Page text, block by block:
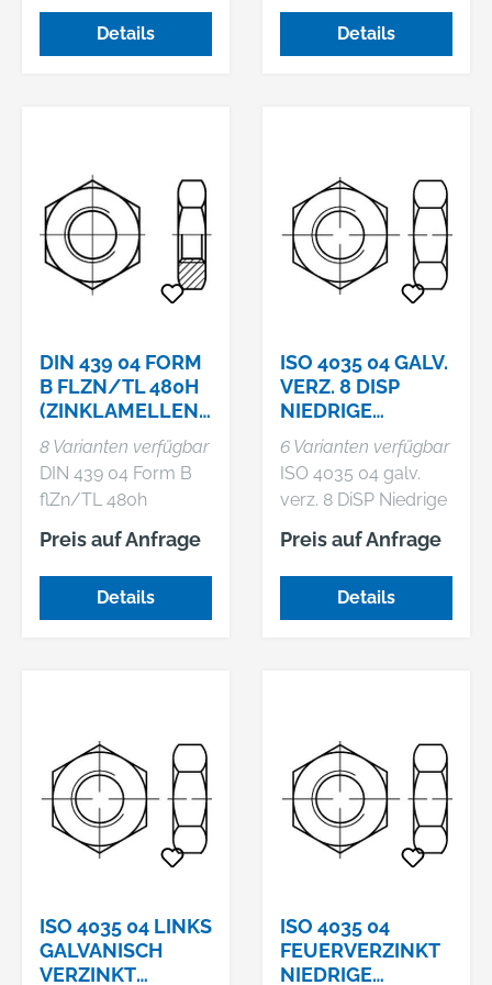
Klemmteil mit
nichtmetallischem
Details
HV-Verbindungen im
StahlbauDetails
DIN 439 04 FORM
B FLZN/TL 480H
(ZINKLAMELLENB
ESCH.)
SECHSKANTMUT
TERN, NIEDRIGE F
8 Varianten verfügbar
DIN 439 04 Form B
flZn/TL 480h
(zinklamellenbesch.)
Sechskantmuttern,
niedrige Form, mit
Preis auf Anfrage
Details
ISO 4035 04 GALV.
VERZ. 8 DISP
NIEDRIGE
SECHSKANTMUT
TERN MIT FASEN
6 Varianten verfügbar
ISO 4035 04 galv.
verz. 8 DiSP Niedrige
Sechskantmuttern
mit Fasen
Preis auf Anfrage
Details
ISO 4035 04 LINKS
GALVANISCH
VERZINKT
ISO 4035 04
FEUERVERZINKT
NIEDRIGE